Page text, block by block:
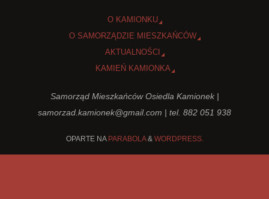
O KAMIONKU
O SAMORZĄDZIE MIESZKAŃCÓW
AKTUALNOŚCI
KAMIEŃ KAMIONKA
Samorząd Mieszkańców Osiedla Kamionek |
samorzad.kamionek@gmail.com | tel. 882 051 938
OPARTE NA PARABOLA& WORDPRESS.